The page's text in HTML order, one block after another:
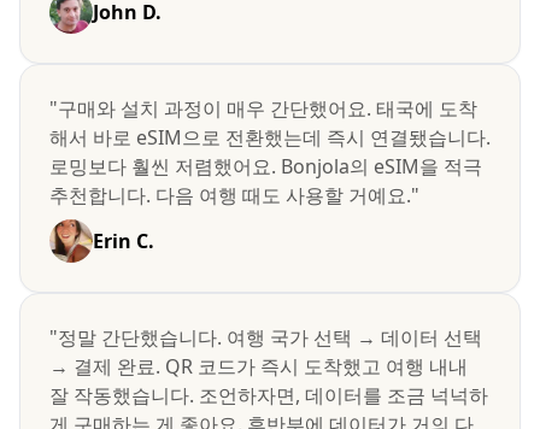
John D.
"구매와 설치 과정이 매우 간단했어요. 태국에 도착
해서 바로 eSIM으로 전환했는데 즉시 연결됐습니다.
로밍보다 훨씬 저렴했어요. Bonjola의 eSIM을 적극
추천합니다. 다음 여행 때도 사용할 거예요."
Erin C.
"정말 간단했습니다. 여행 국가 선택 → 데이터 선택
→ 결제 완료. QR 코드가 즉시 도착했고 여행 내내
잘 작동했습니다. 조언하자면, 데이터를 조금 넉넉하